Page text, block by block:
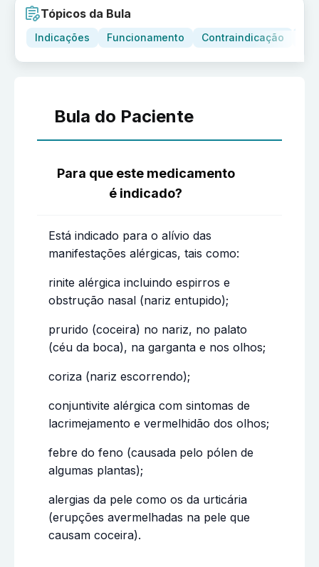
Tópicos da Bula
Indicações Funcionamento Contraindicação
Bula do Paciente
Para que este medicamento
é indicado?
Está indicado para o alívio das
manifestações alérgicas, tais como:
rinite alérgica incluindo espirros e
obstrução nasal (nariz entupido);
prurido (coceira) no nariz, no palato
(céu da boca), na garganta e nos olhos;
coriza (nariz escorrendo);
conjuntivite alérgica com sintomas de
lacrimejamento e vermelhidão dos olhos;
febre do feno (causada pelo pólen de
algumas plantas);
alergias da pele como os da urticária
(erupções avermelhadas na pele que
causam coceira).